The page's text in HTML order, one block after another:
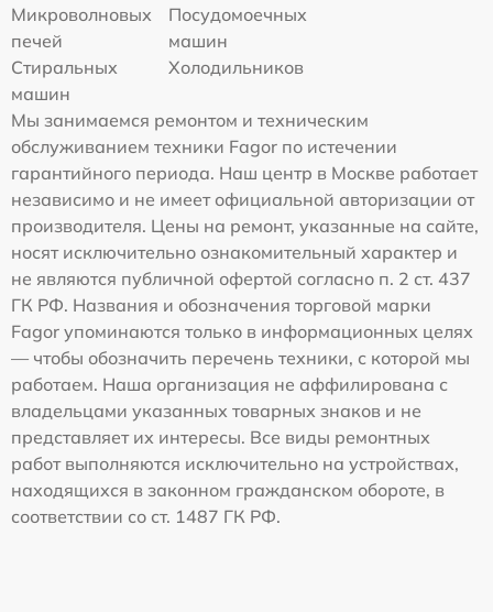
Микроволновых
печей
Посудомоечных
машин
Стиральных
машин
Холодильников
Мы занимаемся ремонтом и техническим
обслуживанием техники Fagor по истечении
гарантийного периода. Наш центр в Москве работает
независимо и не имеет официальной авторизации от
производителя. Цены на ремонт, указанные на сайте,
носят исключительно ознакомительный характер и
не являются публичной офертой согласно п. 2 ст. 437
ГК РФ. Названия и обозначения торговой марки
Fagor упоминаются только в информационных целях
— чтобы обозначить перечень техники, с которой мы
работаем. Наша организация не аффилирована с
владельцами указанных товарных знаков и не
представляет их интересы. Все виды ремонтных
работ выполняются исключительно на устройствах,
находящихся в законном гражданском обороте, в
соответствии со ст. 1487 ГК РФ.